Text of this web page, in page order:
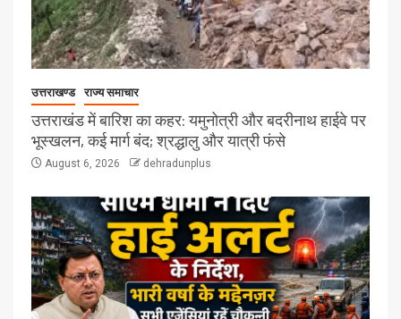
उत्तराखण्ड राज्य समाचार
उत्तराखंड में बारिश का कहर: यमुनोत्री और बदरीनाथ हाईवे पर
भूस्खलन, कई मार्ग बंद; श्रद्धालु और यात्री फंसे
August 6, 2026 dehradunplus